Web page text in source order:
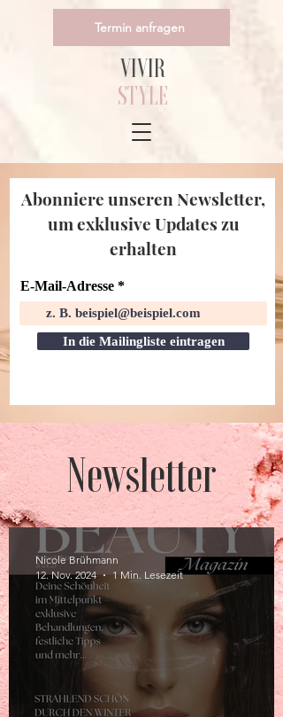
VIVIR
STYLE
Termin anfragen
Abonniere unseren Newsletter,
um exklusive Updates zu
erhalten
E-Mail-Adresse
In die Mailingliste eintragen
Newsletter
Nicole Brühmann
12. Nov. 2024
1 Min. Lesezeit